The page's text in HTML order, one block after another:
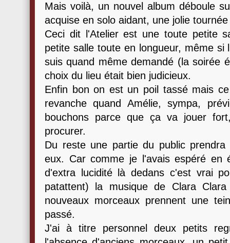
Mais voilà, un nouvel album déboule
acquise en solo aidant, une jolie
Ceci dit l'Atelier est une toute petite
petite salle toute en longueur, même
suis quand même demandé (la soirée
choix du lieu était bien judicieux.
Enfin bon on est un poil tassé mais
revanche quand Amélie, sympa,
bouchons parce que ça va jouer
procurer.
Du reste une partie du public
eux. Car comme je l'avais espéré en
d'extra lucidité là dedans c'est vrai
patattent) la musique de Clara
nouveaux morceaux prennent une
passé.
J'ai à titre personnel deux petits